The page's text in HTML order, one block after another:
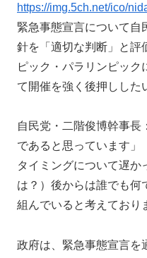
https://img.5ch.net/ico/
緊急事態宣言について自
針を「適切な判断」と評
ピック・パラリンピック
て開催を強く後押しした
自民党・二階俊博幹事長
であると思っています」
タイミングについて遅
は？）後からは誰でも何
組んでいると考えており
政府は、緊急事態宣言を